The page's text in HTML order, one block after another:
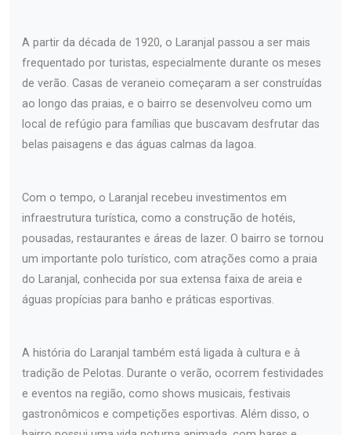
A partir da década de 1920, o Laranjal passou a ser mais
frequentado por turistas, especialmente durante os meses
de verão. Casas de veraneio começaram a ser construídas
ao longo das praias, e o bairro se desenvolveu como um
local de refúgio para famílias que buscavam desfrutar das
belas paisagens e das águas calmas da lagoa.
Com o tempo, o Laranjal recebeu investimentos em
infraestrutura turística, como a construção de hotéis,
pousadas, restaurantes e áreas de lazer. O bairro se tornou
um importante polo turístico, com atrações como a praia
do Laranjal, conhecida por sua extensa faixa de areia e
águas propícias para banho e práticas esportivas.
A história do Laranjal também está ligada à cultura e à
tradição de Pelotas. Durante o verão, ocorrem festividades
e eventos na região, como shows musicais, festivais
gastronômicos e competições esportivas. Além disso, o